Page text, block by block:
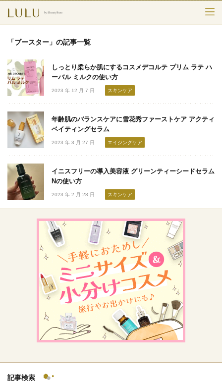
スキンケア
メークアップ
エイジングケア
フレグランス
ボディ＆ヘア
ライフスタイル
検索
「ブースター」の記事一覧
しっとり柔らか肌にするコスメデコルテ プリム ラテ ハ
ーバル ミルクの使い方
2023 年 12 月 7 日 スキンケア
年齢肌のバランスケアに雪花秀ファーストケア アクティ
ベイティングセラム
2023 年 3 月 27 日 エイジングケア
イニスフリーの導入美容液 グリーンティーシードセラム
Nの使い方
2023 年 2 月 28 日 スキンケア
記事検索